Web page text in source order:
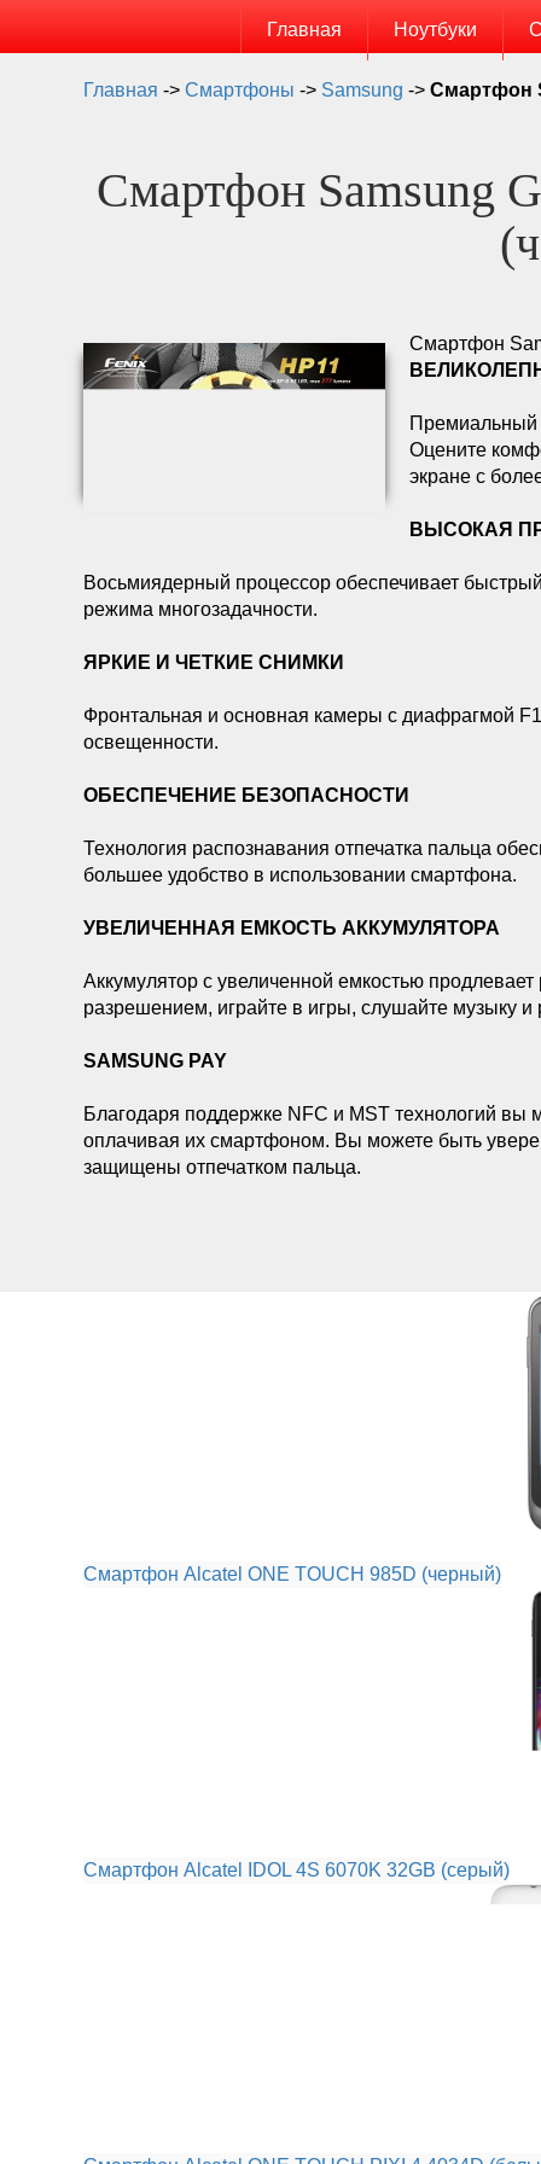
Главная Ноутбуки
Главная -> Смартфоны -> Samsung -> Смартфон
Смартфон Samsung
Смартфон
Премиальный
Оцените
экране с
ВЫСОКАЯ
Восьмиядерный процессор обеспечивает
режима многозадачности.
ЯРКИЕ И ЧЕТКИЕ СНИМКИ
Фронтальная и основная камеры с диафрагмой
освещенности.
ОБЕСПЕЧЕНИЕ БЕЗОПАСНОСТИ
Технология распознавания отпечатка пальца
большее удобство в использовании смартфона.
УВЕЛИЧЕННАЯ ЕМКОСТЬ АККУМУЛЯТОРА
Аккумулятор с увеличенной емкостью
разрешением, играйте в игры, слушайте музыку
SAMSUNG PAY
Благодаря поддержке NFC и MST технологий вы
оплачивая их смартфоном. Вы можете быть
защищены отпечатком пальца.
Смартфон Alcatel ONE TOUCH 985D (черный)
Смартфон Alcatel IDOL 4S 6070K 32GB (серый)